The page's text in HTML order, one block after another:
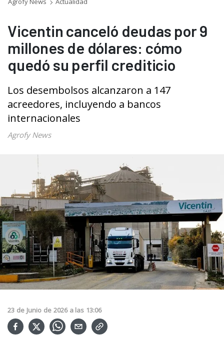
Vicentin canceló deudas por 9
millones de dólares: cómo
quedó su perfil crediticio
Los desembolsos alcanzaron a 147
acreedores, incluyendo a bancos
internacionales
Agrofy News
23 de Junio de 2026 a las 13:06